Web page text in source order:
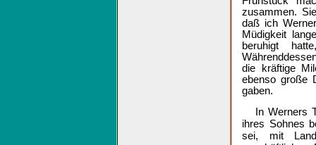
zusammen.
daß ich
Müdigkeit
beruhigt
die kräftige
ebenso große
gaben.
In Werners
ihres Sohnes
sei, mit